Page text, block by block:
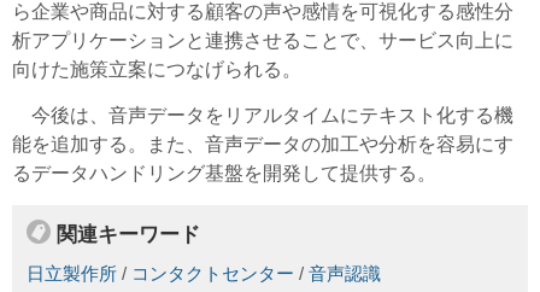
ら企業や商品に対する顧客の声や感情を可視化する感性分
析アプリケーションと連携させることで、サービス向上に
向けた施策立案につなげられる。
今後は、音声データをリアルタイムにテキスト化する機
能を追加する。また、音声データの加工や分析を容易にす
るデータハンドリング基盤を開発して提供する。
関連キーワード
日立製作所 / コンタクトセンター / 音声認識